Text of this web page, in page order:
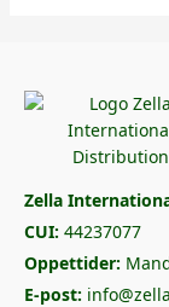
Zella
CUI: 44237077
Oppettider:
E-post: